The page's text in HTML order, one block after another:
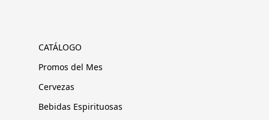
CATÁLOGO
Promos del Mes
Cervezas
Bebidas Espirituosas